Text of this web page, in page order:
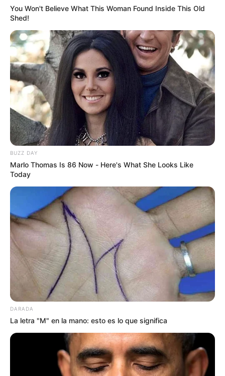
la finalización de las
SABANALARGA
Atlántico refuerza
ofensiva contra el
contrabando con 1.000
controles y $450 millones
en mercancía decomisada
NOTICIAS ATLÁNTICO
Consolidan
universitaria con carreras
virtuales en Polonuevo y
Luruaco
CARGAR MÁS
TEMAS DESTACADOS
EMERGENCIAS POR LLUVIAS
FUERTES LLUVIAS
VIA AL LLANO
LIGA BETPLAY
METRO DE MEDELLÍN
CORTES DE LUZ
CORTES DE AGUA
FENÓMENO DEL NIÑO
You Won't Believe What This Woman Found Inside This Old
Shed!
BUZZ DAY
Marlo Thomas Is 86 Now - Here's What She Looks Like
Today
DARADA
La letra "M" en la mano: esto es lo que significa